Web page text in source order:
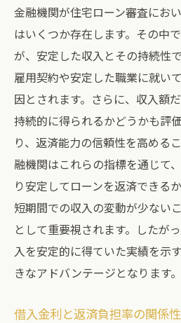
金融機関が住宅ローン審査にお
はいくつか存在します。その中
が、安定した収入とその持続性
雇用契約や安定した職業に就い
因とされます。さらに、収入額
持続的に得られるかどうかも評
り、返済能力の信頼性を高める
融機関はこれらの指標を通じて
り安定してローンを返済できる
短期間での収入の変動が少ない
として重要視されます。したが
入を安定的に得ていた実績を示
きなアドバンテージとなります。
借入金利と返済負担率の関係性